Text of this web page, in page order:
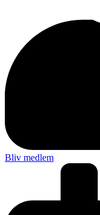
Bliv medlem